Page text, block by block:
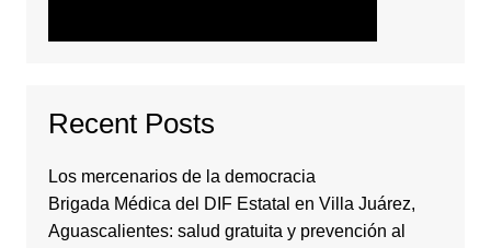
Recent Posts
Los mercenarios de la democracia
Brigada Médica del DIF Estatal en Villa Juárez,
Aguascalientes: salud gratuita y prevención al